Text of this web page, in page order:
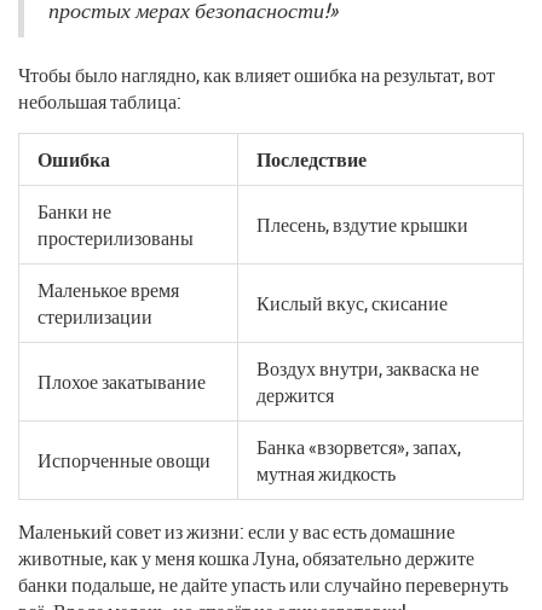
простых мерах безопасности!»
Чтобы было наглядно, как влияет ошибка на результат, вот
небольшая таблица:
Ошибка
Последствие
Банки не
простерилизованы
Плесень, вздутие крышки
Маленькое время
стерилизации
Кислый вкус, скисание
Плохое закатывание
Воздух внутри, закваска не
держится
Испорченные овощи
Банка «взорвется», запах,
мутная жидкость
Маленький совет из жизни: если у вас есть домашние
животные, как у меня кошка Луна, обязательно держите
банки подальше, не дайте упасть или случайно перевернуть